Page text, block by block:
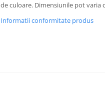
de culoare. Dimensiunile pot varia
Informatii conformitate produs